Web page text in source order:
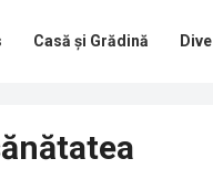
Casă și Grădină